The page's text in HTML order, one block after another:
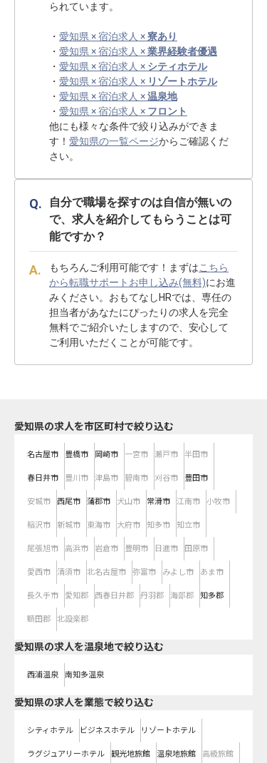
られています。
・ 愛知県 × 宿泊求人 ×寮あり
・ 愛知県 × 宿泊求人 ×業界経験者優遇
・ 愛知県 × 宿泊求人 × シティホテル
・ 愛知県 × 宿泊求人 × リゾートホテル
・ 愛知県 × 宿泊求人 ×温泉地
・ 愛知県 × 宿泊求人 × フロント
他にも様々な条件で絞り込みができま
す！ 愛知県の一覧ページからご確認くだ
さい。
自分で職場を探すのは自信が無いの
で、求人を紹介してもらうことは可
能ですか？
もちろんご利用可能です！まずはこちら
から転職サポートお申し込み(無料)にお進
みください。おもてなしHRでは、専任の
担当者があなたにぴったりの求人を完全
無料でご紹介いたしますので、安心して
ご利用いただくことが可能です。
愛知県の求人を市区町村で絞り込む
名古屋市 豊橋市 岡崎市 一宮市 瀬戸市 半田市
春日井市 豊川市 津島市 碧南市 刈谷市 豊田市
安城市 西尾市 蒲郡市 犬山市 常滑市 江南市 小牧市
稲沢市 新城市 東海市 大府市 知多市 知立市
尾張旭市 高浜市 岩倉市 豊明市 日進市 田原市
愛西市 清須市 北名古屋市 弥富市 みよし市 あま市
長久手市 愛知郡 西春日井郡 丹羽郡 海部郡 知多郡
額田郡 北設楽郡
愛知県の求人を温泉地で絞り込む
西浦温泉 南知多温泉
愛知県の求人を業態で絞り込む
シティホテル ビジネスホテル リゾートホテル
ラグジュアリーホテル 観光地旅館 温泉地旅館 高級旅館